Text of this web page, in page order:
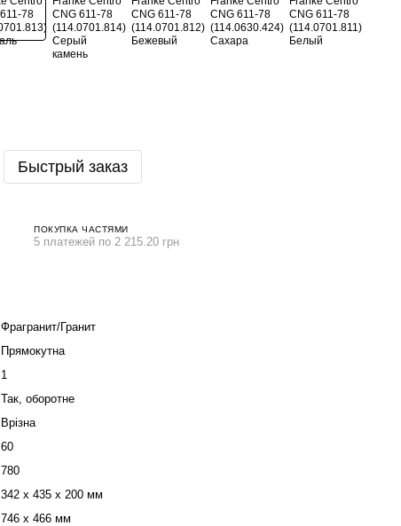
Быстрый заказ
ПОКУПКА ЧАСТЯМИ
5 платежей по 2 215.20 грн
Фрагранит/Гранит
Прямокутна
1
Так, оборотне
Врізна
60
780
342 x 435 x 200 мм
746 x 466 мм